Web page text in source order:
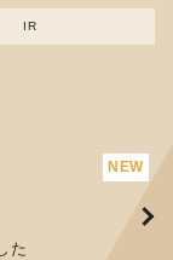
IR
た
た